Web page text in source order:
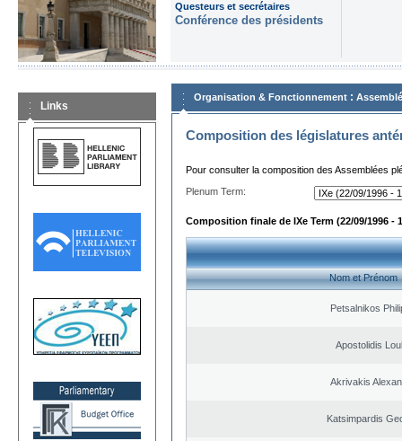
Questeurs et secrétaires
Conférence des présidents
Links
Organisation & Fonctionnement :
Composition des législatures
Pour consulter la composition des Assemblées
Plenum Term:
Composition finale de IXe Term (22/09/1996 -
Nom et Prénom
Petsalnikos
Apostolidis
Akrivakis
Katsimpardis